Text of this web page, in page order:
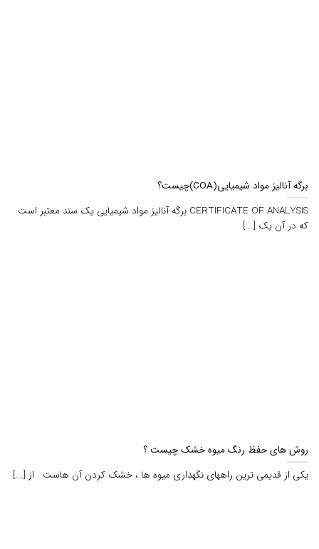
برگه آنالیز مواد شیمیایی(COA)چیست؟
CERTIFICATE OF ANALYSIS برگه آناليز مواد شيميايي يک سند معتبر است
که در آن يک [...]
روش های حفظ رنگ میوه خشک چیست ؟
یکی از قدیمی ترین راههای نگهداری میوه ها ، خشک کردن آن هاست . از [...]